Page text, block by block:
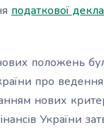
податкової
положень
про
нових
України